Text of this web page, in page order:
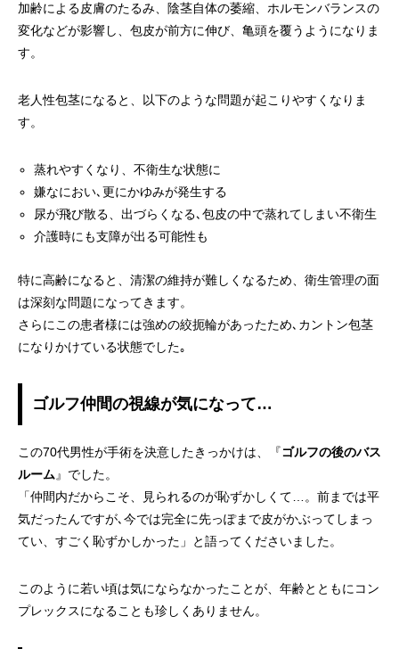
加齢による皮膚のたるみ、陰茎自体の萎縮、ホルモンバランスの
変化などが影響し、包皮が前方に伸び、亀頭を覆うようになりま
す。
老人性包茎になると、以下のような問題が起こりやすくなりま
す。
蒸れやすくなり、不衛生な状態に
嫌なにおい､更にかゆみが発生する
尿が飛び散る、出づらくなる､包皮の中で蒸れてしまい不衛生
介護時にも支障が出る可能性も
特に高齢になると、清潔の維持が難しくなるため、衛生管理の面
は深刻な問題になってきます。
さらにこの患者様には強めの絞扼輪があったため､カントン包茎
になりかけている状態でした｡
ゴルフ仲間の視線が気になって…
この70代男性が手術を決意したきっかけは、『ゴルフの後のバス
ルーム 』でした。
「仲間内だからこそ、見られるのが恥ずかしくて…。前までは平
気だったんですが､今では完全に先っぽまで皮がかぶってしまっ
てい、すごく恥ずかしかった」と語ってくださいました。
このように若い頃は気にならなかったことが、年齢とともにコン
プレックスになることも珍しくありません。